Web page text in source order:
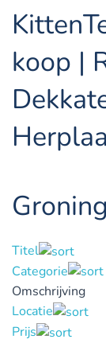
koop |
Titel
Categorie
Omschrijving
Locatie
Prijs